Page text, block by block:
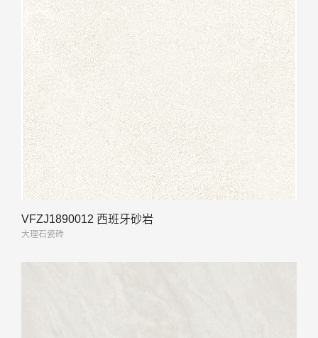
VFZJ1890012 西班牙砂岩
大理石瓷砖